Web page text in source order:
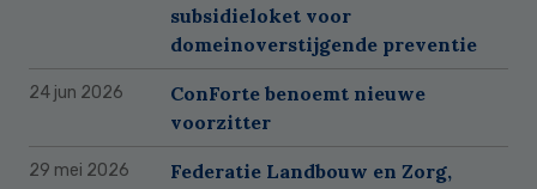
subsidieloket voor
domeinoverstijgende preventie
24 jun 2026
ConForte benoemt nieuwe
voorzitter
29 mei 2026
Federatie Landbouw en Zorg,